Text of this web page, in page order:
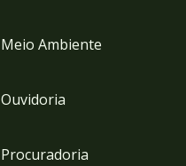
Meio Ambiente
Ouvidoria
Procuradoria